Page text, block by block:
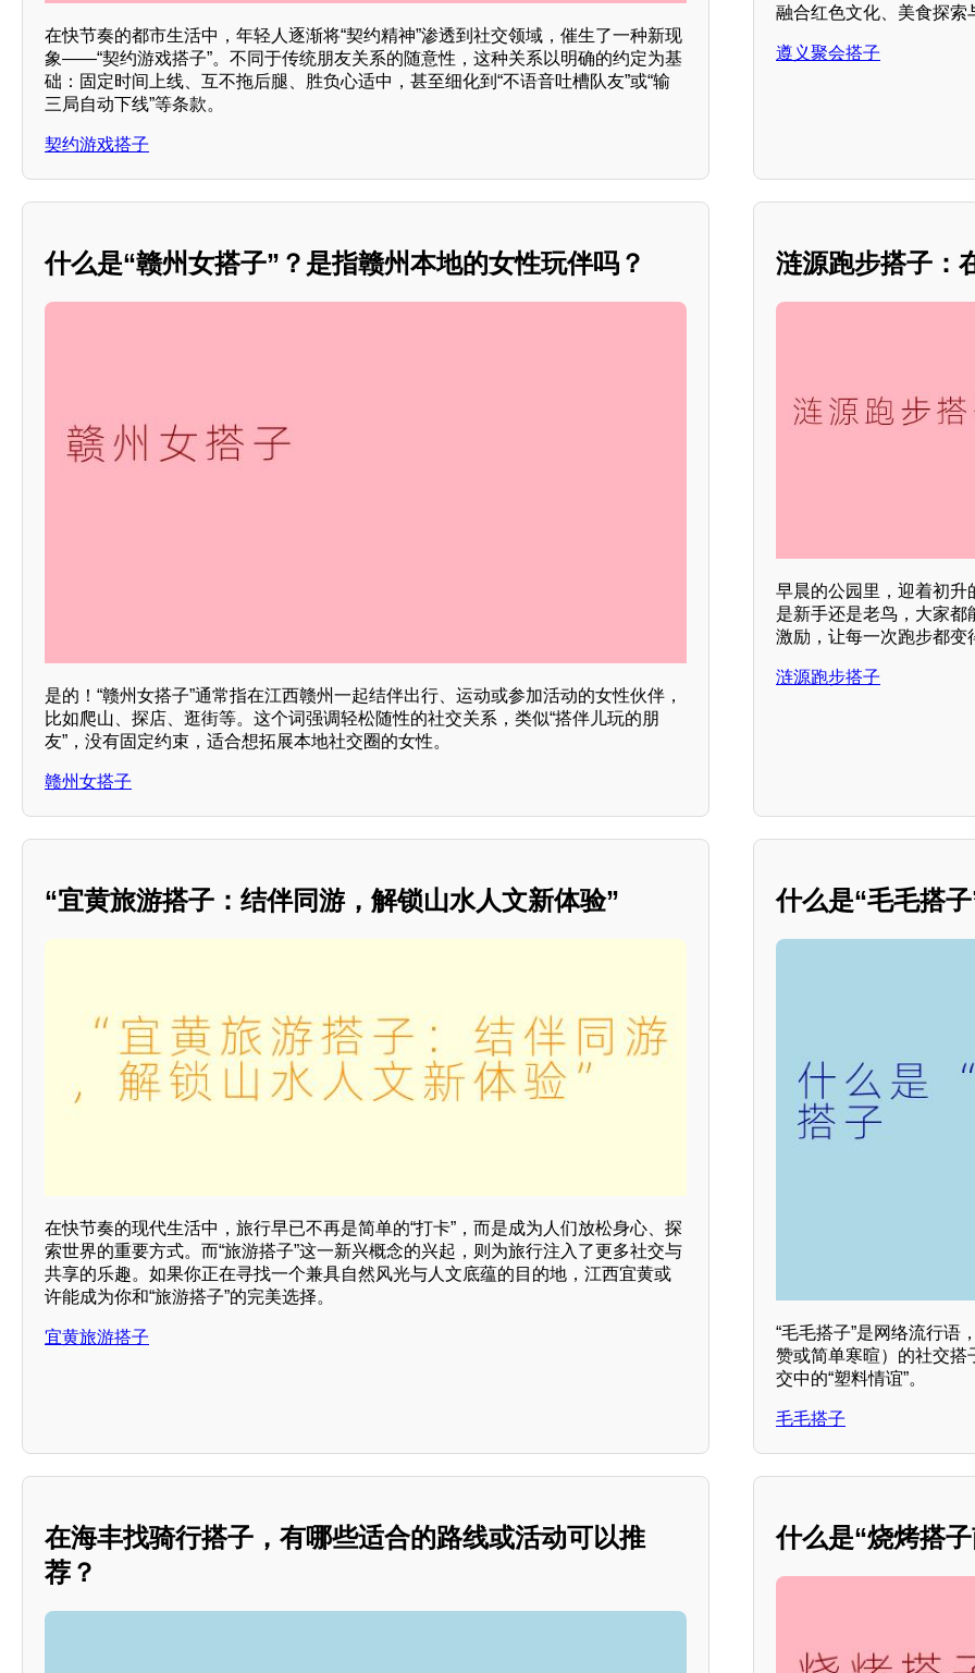
在快节奏的都市生活中，年轻人逐渐将“契约精神”渗透到社交领域，催生了一种新现
象——“契约游戏搭子”。不同于传统朋友关系的随意性，这种关系以明确的约定为基
础：固定时间上线、互不拖后腿、胜负心适中，甚至细化到“不语音吐槽队友”或“输
三局自动下线”等条款。
契约游戏搭子
融合红色文化、美食探索
遵义聚会搭子
什么是“赣州女搭子”？是指赣州本地的女性玩伴吗？
是的！“赣州女搭子”通常指在江西赣州一起结伴出行、运动或参加活动的女性伙伴，
比如爬山、探店、逛街等。这个词强调轻松随性的社交关系，类似“搭伴儿玩的朋
友”，没有固定约束，适合想拓展本地社交圈的女性。
赣州女搭子
涟源跑步搭子：
早晨的公园里，迎着初升
是新手还是老鸟，大家
激励，让每一次跑步都变
涟源跑步搭子
“宜黄旅游搭子：结伴同游，解锁山水人文新体验”
在快节奏的现代生活中，旅行早已不再是简单的“打卡”，而是成为人们放松身心、探
索世界的重要方式。而“旅游搭子”这一新兴概念的兴起，则为旅行注入了更多社交与
共享的乐趣。如果你正在寻找一个兼具自然风光与人文底蕴的目的地，江西宜黄或
许能成为你和“旅游搭子”的完美选择。
宜黄旅游搭子
什么是“毛毛搭
“毛毛搭子”是网络流行语
赞或简单寒暄）的社交搭
交中的“塑料情谊”。
毛毛搭子
在海丰找骑行搭子，有哪些适合的路线或活动可以推
荐？
什么是“烧烤搭